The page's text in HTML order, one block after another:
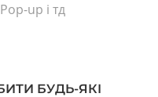
up і тд
БУДЬ-ЯКІ